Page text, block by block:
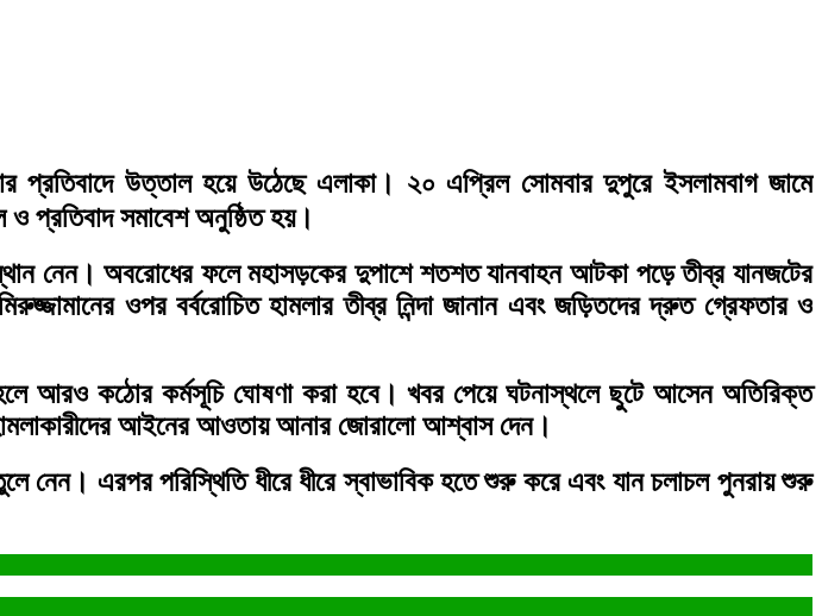
প্রতিবাদে উত্তাল হয়ে উঠেছে এলাকা। ২০ এপ্রিল সোমবার দুপুরে ইসলামবাগ জামে
ও প্রতিবাদ সমাবেশ অনুষ্ঠিত হয়।
নেন। অবরোধের ফলে মহাসড়কের দুপাশে শতশত যানবাহন আটকা পড়ে তীব্র যানজটের
ওপর বর্বরোচিত হামলার তীব্র নিন্দা জানান এবং জড়িতদের দ্রুত গ্রেফতার ও
হলে আরও কঠোর কর্মসূচি ঘোষণা করা হবে। খবর পেয়ে ঘটনাস্থলে ছুটে আসেন অতিরিক্ত
আইনের আওতায় আনার জোরালো আশ্বাস দেন।
নেন। এরপর পরিস্থিতি ধীরে ধীরে স্বাভাবিক হতে শুরু করে এবং যান চলাচল পুনরায় শুরু